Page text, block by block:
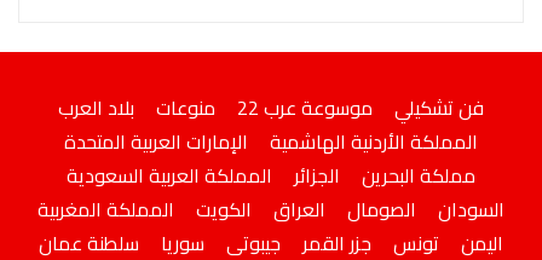
فن تشكيلي موسوعة عرب 22 منوعات
بلاد العرب
المملكة الأردنية الهاشمية
الإمارات العربية المتحدة
مملكة البحرين
الجزائر
المملكة العربية السعودية
السودان
الصومال العراق الكويت
المملكة المغربية
اليمن
تونس جزر القمر جيبوتى سوريا
سلطنة عمان